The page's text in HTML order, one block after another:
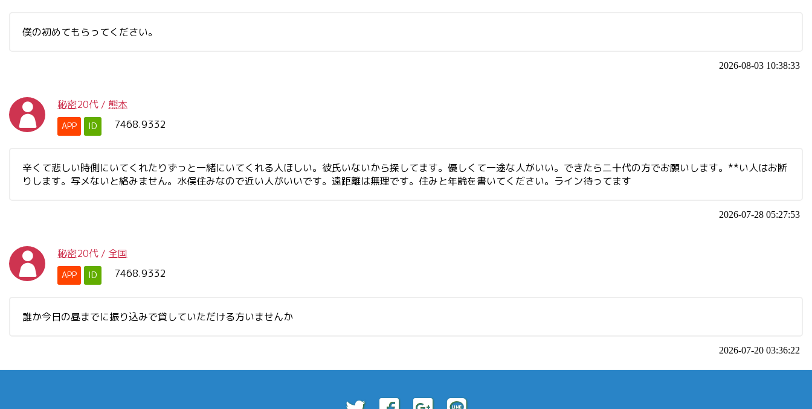
僕の初めてもらってください。
2026-08-03 10:38:33
秘密20代 / 熊本
APP ID 7468.9332
辛くて悲しい時側にいてくれたりずっと一緒にいてくれる人ほしい。彼氏いないから探してます。優しくて一途な人がいい。できたら二十代の方でお願いします。**い人はお断
りします。写メないと絡みません。水俣住みなので近い人がいいです。遠距離は無理です。住みと年齢を書いてください。ライン待ってます
2026-07-28 05:27:53
秘密20代 / 全国
APP ID 7468.9332
誰か今日の昼までに振り込みで貸していただける方いませんか
2026-07-20 03:36:22